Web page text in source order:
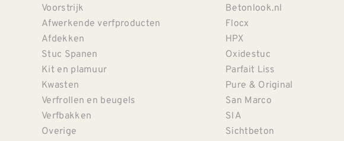
Voorstrijk
Afwerkende verfproducten
Afdekken
Stuc Spanen
Kit en plamuur
Kwasten
Verfrollen en beugels
Verfbakken
Overige
Betonlook.nl
Flocx
HPX
Oxidestuc
Parfait Liss
Pure & Original
San Marco
SIA
Sichtbeton